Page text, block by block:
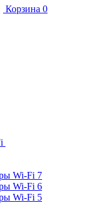
Корзина 0
Wi-Fi 7
Wi-Fi 6
Wi-Fi 5